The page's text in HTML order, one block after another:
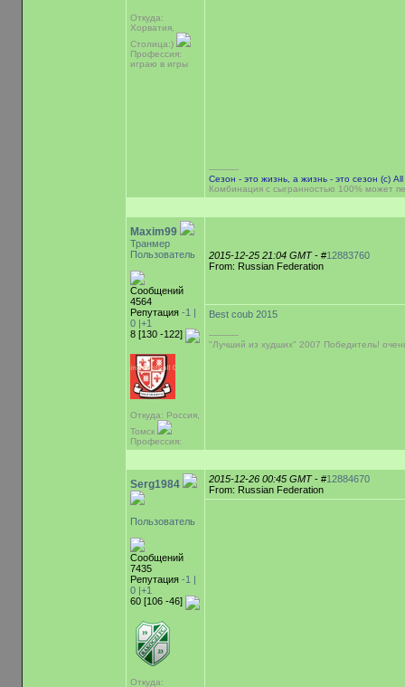
Откуда:
Хорватия,
Столица:)
Профессия:
играю в игры
-----------
Сезон - это жизнь, а жизнь - это сезон (c)
Комбинация с сыгранностью 100% может
Maxim99
Транмер
Пользователь
Сообщений
4564
Репутация -1 |
0 |+1
8 [130 -122]
Откуда: Россия,
Томск
Профессия:
2015-12-25 21:04 GMT- #12883760
From: Russian Federation
Best coub 2015
-----------
"Лучший из худших" 2007 Победитель!
Serg1984
Пользователь
Сообщений
7435
Репутация -1 |
0 |+1
60 [106 -46]
Откуда:
2015-12-26 00:45 GMT- #12884670
From: Russian Federation